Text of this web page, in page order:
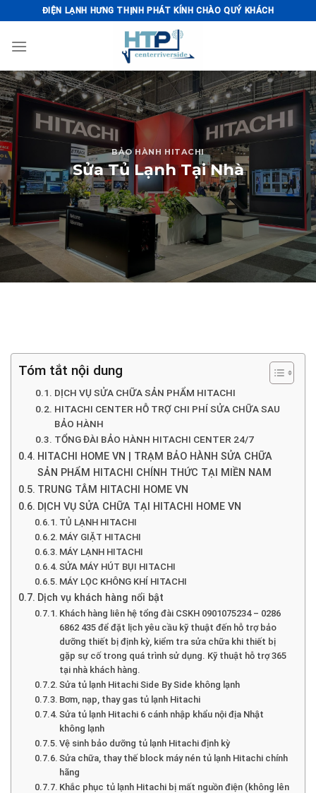
to
content
ĐIỆN LẠNH HƯNG THỊNH PHÁT KÍNH CHÀO QUÝ KHÁCH
BẢO HÀNH HITACHI
Sửa Tủ Lạnh Tại Nhà
Tóm tắt nội dung
DỊCH VỤ SỬA CHỮA SẢN PHẨM HITACHI
HITACHI CENTER HỖ TRỢ CHI PHÍ SỬA CHỮA SAU
BẢO HÀNH
TỔNG ĐÀI BẢO HÀNH HITACHI CENTER 24/7
HITACHI HOME VN | TRẠM BẢO HÀNH SỬA CHỮA
SẢN PHẨM HITACHI CHÍNH THỨC TẠI MIỀN NAM
TRUNG TÂM HITACHI HOME VN
DỊCH VỤ SỬA CHỮA TẠI HITACHI HOME VN
TỦ LẠNH HITACHI
MÁY GIẶT HITACHI
MÁY LẠNH HITACHI
SỬA MÁY HÚT BỤI HITACHI
MÁY LỌC KHÔNG KHÍ HITACHI
Dịch vụ khách hàng nổi bật
Khách hàng liên hệ tổng đài CSKH 0901075234 – 0286
6862 435 để đặt lịch yêu cầu kỹ thuật đến hỗ trợ bảo
dưỡng thiết bị định kỳ, kiểm tra sửa chữa khi thiết bị
gặp sự cố trong quá trình sử dụng. Kỹ thuật hỗ trợ 365
tại nhà khách hàng.
Sửa tủ lạnh Hitachi Side By Side không lạnh
Bơm, nạp, thay gas tủ lạnh Hitachi
Sửa tủ lạnh Hitachi 6 cánh nhập khẩu nội địa Nhật
không lạnh
Vệ sinh bảo dưỡng tủ lạnh Hitachi định kỳ
Sửa chữa, thay thế block máy nén tủ lạnh Hitachi chính
hãng
Khắc phục tủ lạnh Hitachi bị mất nguồn điện (không lên